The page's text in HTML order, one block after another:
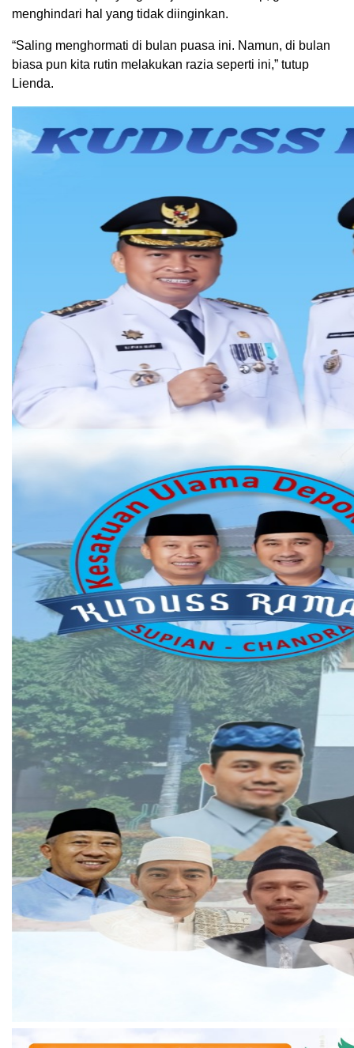
menghindari hal yang tidak diinginkan.
“Saling menghormati di bulan puasa ini. Namun, di bulan
biasa pun kita rutin melakukan razia seperti ini,” tutup
Lienda.